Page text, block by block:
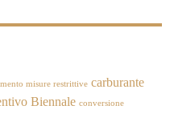
misure restrittive carburante
Biennale conversione